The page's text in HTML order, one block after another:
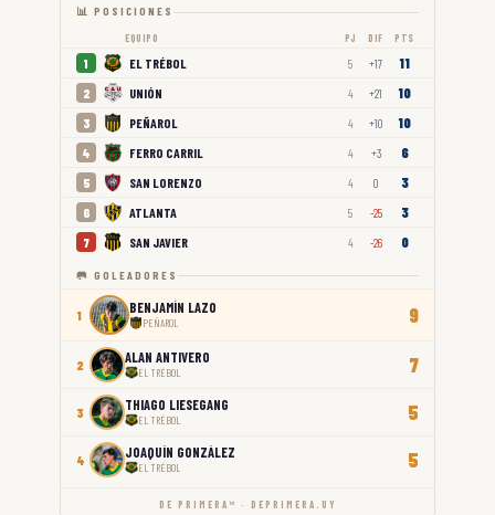
📊 POSICIONES
EQUIPO PJ DIF PTS
1 EL TRÉBOL 5 +17 11
2 UNIÓN 4 +21 10
3 PEÑAROL 4 +10 10
4 FERRO CARRIL 4 +3 6
5 SAN LORENZO 4 0 3
6 ATLANTA 5 -25 3
7 SAN JAVIER 4 -26 0
🥅 GOLEADORES
1 BENJAMÍN LAZO
PEÑAROL 9
2 ALAN ANTIVERO
EL TRÉBOL 7
3 THIAGO LIESEGANG
EL TRÉBOL 5
4 JOAQUÍN GONZÁLEZ
EL TRÉBOL 5
DE PRIMERA™ · DEPRIMERA.UY